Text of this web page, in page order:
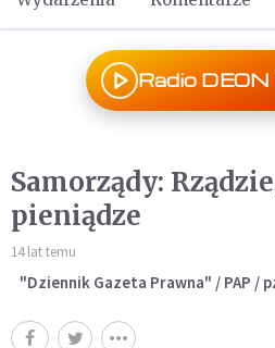
Radio
Samorządy:
pieniądze
14 lat temu
"Dziennik Gazeta Prawna" / PAP /